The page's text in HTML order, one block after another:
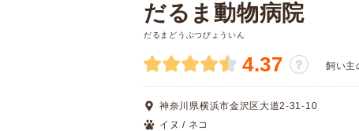
だるま動物病院
だるまどうぶつびょういん
4.37 ？ 飼い主
神奈川県横浜市金沢区大道2-31-10
イヌ / ネコ